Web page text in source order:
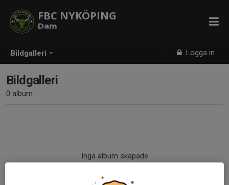
Bildgalleri Logga in
FBC NYKÖPING
Dam
Bildgalleri
0 album
Inga album skapade